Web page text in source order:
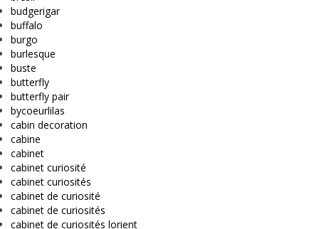
budgerigar
buffalo
burgo
burlesque
buste
butterfly
butterfly pair
bycoeurlilas
cabin decoration
cabine
cabinet
cabinet curiosité
cabinet curiosités
cabinet de curiosité
cabinet de curiosités
cabinet de curiosités lorient